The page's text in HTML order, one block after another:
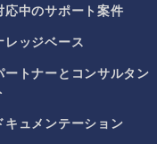
応中のサポート案件
レッジベース
ートナーとコンサルタン
キュメンテーション